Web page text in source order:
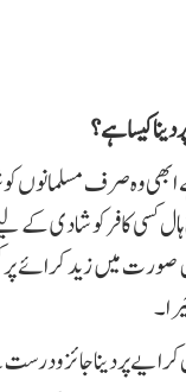
کیسا ہے؟
ہے ابھی وہ صرف
کسی کافر کو شادی کے
میں زید کرائے پر
پر دینا جائز و